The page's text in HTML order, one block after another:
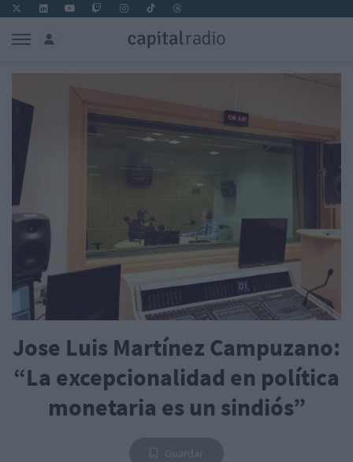
Jose Luis Martínez Campuzano:
“La excepcionalidad en política
monetaria es un sindiós”